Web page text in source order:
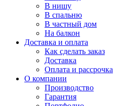
В нишу
В спальню
В частный дом
На балкон
Доставка и оплата
Как сделать заказ
Доставка
Оплата и рассрочка
О компании
Производство
Гарантия